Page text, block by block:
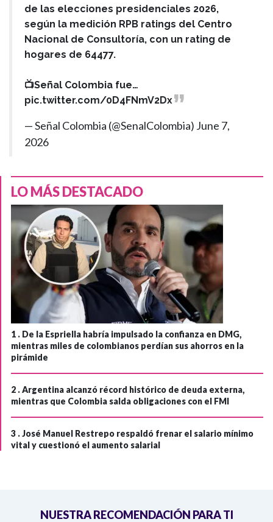
de las elecciones presidenciales 2026,
según la medición RPB ratings del Centro
Nacional de Consultoría, con un rating de
hogares de 64477.
📺Señal Colombia fue…
pic.twitter.com/0D4FNmV2Dx
— Señal Colombia (@SenalColombia) June 7,
2026
LO MÁS DESTACADO
1 . De la Espriella habría impulsado la confianza en DMG,
mientras miles de colombianos perdían sus ahorros en la
pirámide
2 .Argentina alcanzó récord histórico de deuda externa,
mientras que Colombia salda obligaciones con el FMI
3 .José Manuel Restrepo respaldó frenar el salario mínimo
vital y cuestionó el aumento salarial
NUESTRA RECOMENDACIÓN PARA TI